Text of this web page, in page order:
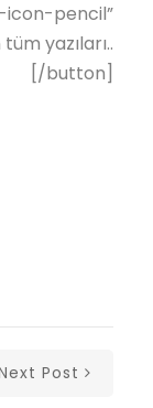
pencil”
yazıları..
[/button]
Post